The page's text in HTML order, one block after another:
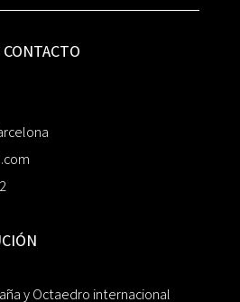
y Octaedro internacional